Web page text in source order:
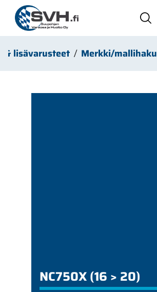
Siirry pääsisältöön
& lisävarusteet Merkki/mallihaku
NC750X (16 > 20)